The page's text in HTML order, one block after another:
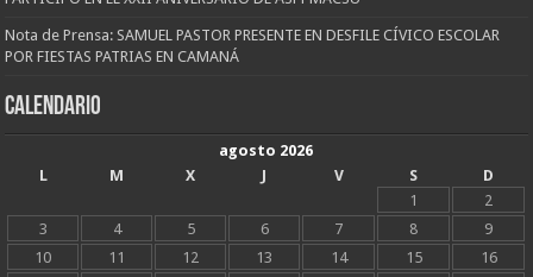
Nota de Prensa: SAMUEL PASTOR PRESENTE EN DESFILE CÍVICO ESCOLAR
POR FIESTAS PATRIAS EN CAMANÁ
CALENDARIO
agosto 2026
L
M X J V S
D
1
2
3
4 5 6 7 8
9
10
11 12 13 14 15
16